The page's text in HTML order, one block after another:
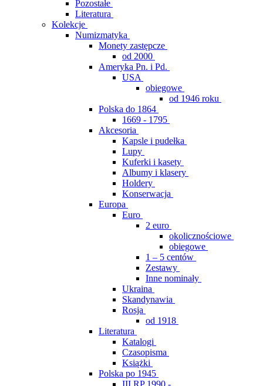
Pozostałe
Literatura
Kolekcje
Numizmatyka
Monety zastępcze
od 2000
Ameryka Pn. i Pd.
USA
obiegowe
od 1946 roku
Polska do 1864
1669 - 1795
Akcesoria
Kapsle i pudełka
Lupy
Kuferki i kasety
Albumy i klasery
Holdery
Konserwacja
Europa
Euro
2 euro
okolicznościowe
obiegowe
1 – 5 centów
Zestawy
Inne nominały
Ukraina
Skandynawia
Rosja
od 1918
Literatura
Katalogi
Czasopisma
Książki
Polska po 1945
III RP 1990 -